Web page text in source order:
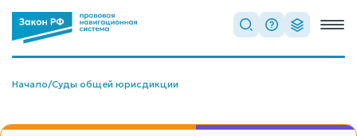
Начало/Суды общей юрисдикции